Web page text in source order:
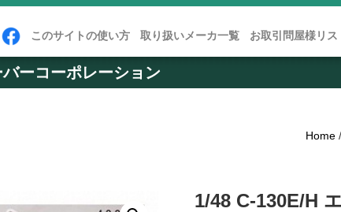
ーコーポレーション
このサイトの使い方 取り扱いメーカ一覧 お取引問屋様リス
Home /
1/48 C-130E/H